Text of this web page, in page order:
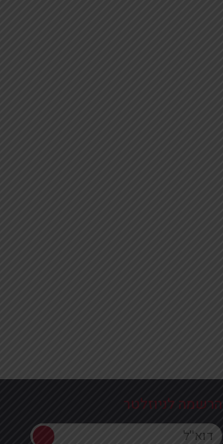
הרשמה לניוזלטר
הרשמה לניוזלטר